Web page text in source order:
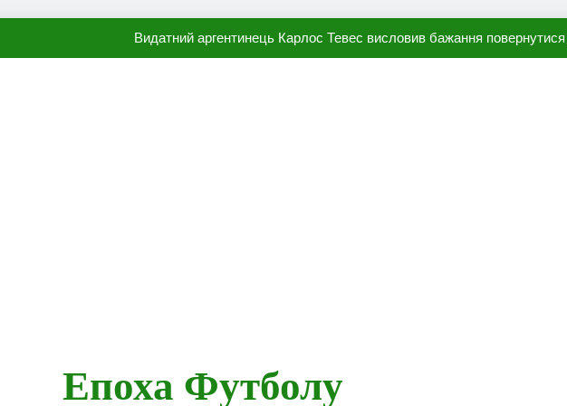
Видатний аргентинець Карлос Тевес висловив бажання повернутися
Епоха Футболу